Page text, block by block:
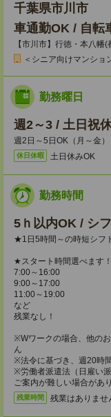
千葉県市川市
車通勤OK / 自転
【市川市】行徳・本八幡
＜シニア向けマンショ
勤務曜日
週2～3 / 土日祝
週2日～5日OK（月～金
休日休暇 土日休みOK
勤務時間
5ｈ以内OK / シ
★1日5時間～の時短シフ
★スタート時間選べます！
7:00～16:00
9:00～17:00
11:00～19:00
など
残業なし！
※Wワークの場合、他の
ん
※法令に基づき、週20時
※労働者派遣法（日雇い
ご案内が難しい場合があ
残業時間 残業はありませ